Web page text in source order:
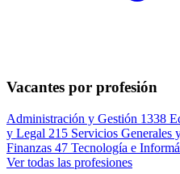
Vacantes por profesión
Administración y Gestión 1338
y Legal 215 Servicios Generales
Finanzas 47 Tecnología e
Ver todas las profesiones